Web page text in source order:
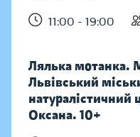
11:00 - 19:00
Лялька мотанка.
Львівський
Оксана. 10+